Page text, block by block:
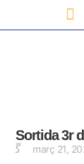
Sortida 3r
març 21,